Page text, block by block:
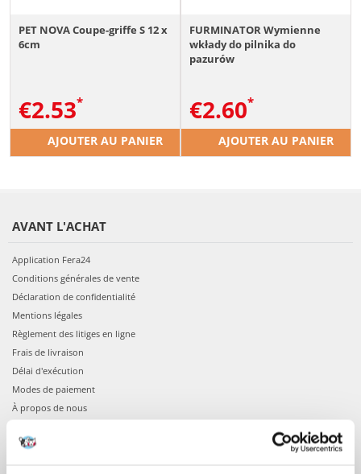
PET NOVA Coupe-griffe S 12 x
6cm
€2.53
AJOUTER AU PANIER
FURMINATOR Wymienne
wkłady do pilnika do
pazurów
€2.60
AJOUTER AU PANIER
AVANT L'ACHAT
Application Fera24
Conditions générales de vente
Déclaration de confidentialité
Mentions légales
Règlement des litiges en ligne
Frais de livraison
Délai d'exécution
Modes de paiement
À propos de nous
COMMANDES